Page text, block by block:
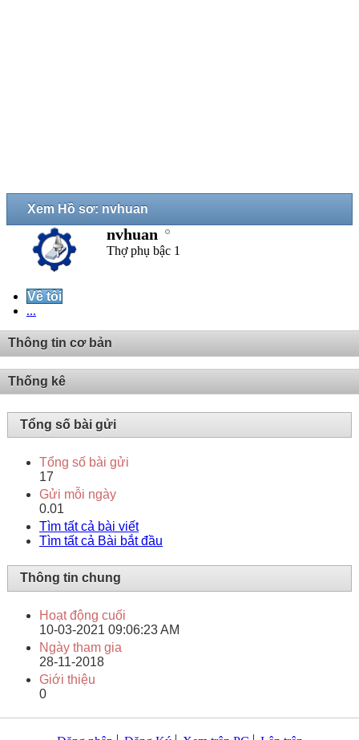
Xem Hồ sơ: nvhuan
nvhuan
Thợ phụ bậc 1
Về tôi
...
Thông tin cơ bản
Thống kê
Tổng số bài gửi
Tổng số bài gửi
17
Gửi mỗi ngày
0.01
Tìm tất cả bài viết
Tìm tất cả Bài bắt đầu
Thông tin chung
Hoạt động cuối
10-03-2021 09:06:23 AM
Ngày tham gia
28-11-2018
Giới thiệu
0